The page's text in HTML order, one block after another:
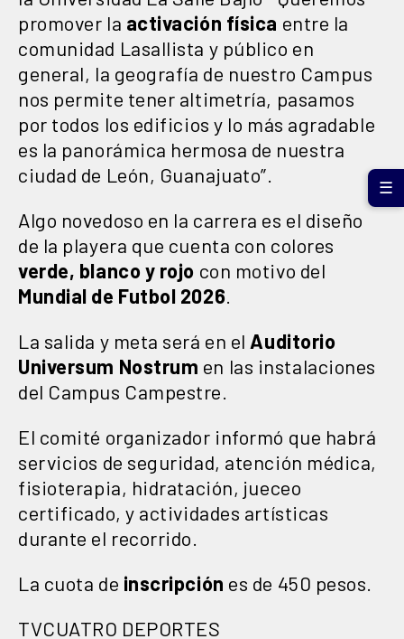
promover la activación física entre la
comunidad Lasallista y público en
general, la geografía de nuestro Campus
nos permite tener altimetría, pasamos
por todos los edificios y lo más agradable
es la panorámica hermosa de nuestra
ciudad de León, Guanajuato”.
Algo novedoso en la carrera es el diseño
de la playera que cuenta con colores
verde, blanco y rojo con motivo del
Mundial de Futbol 2026
La salida y meta será en el Auditorio
Universum Nostrum en las instalaciones
del Campus Campestre.
El comité organizador informó que habrá
servicios de seguridad, atención médica,
fisioterapia, hidratación, jueceo
certificado, y actividades artísticas
durante el recorrido.
La cuota de inscripción es de 450 pesos.
TVCUATRO DEPORTES
☰